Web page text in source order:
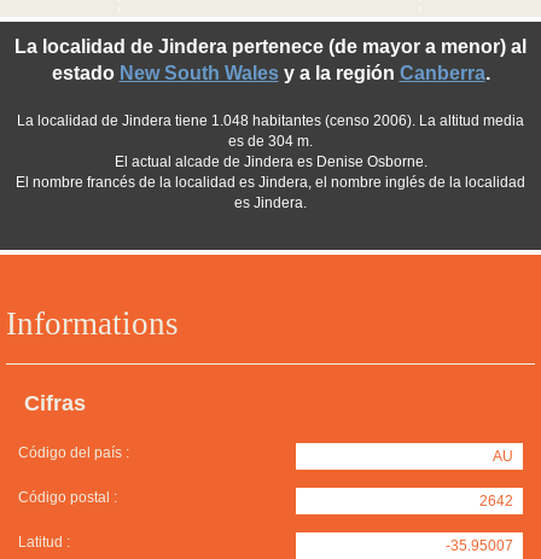
Informations
Cifras
Código del país : AU
Código postal : 2642
Latitud : -35.95007
La localidad de Jindera pertenece (de mayor a menor) al
estado New South Walesy a la región Canberra.
La localidad de Jindera tiene 1.048 habitantes (censo 2006). La altitud media
es de 304 m.
El actual alcade de Jindera es Denise Osborne.
El nombre francés de la localidad es Jindera, el nombre inglés de la localidad
es Jindera.